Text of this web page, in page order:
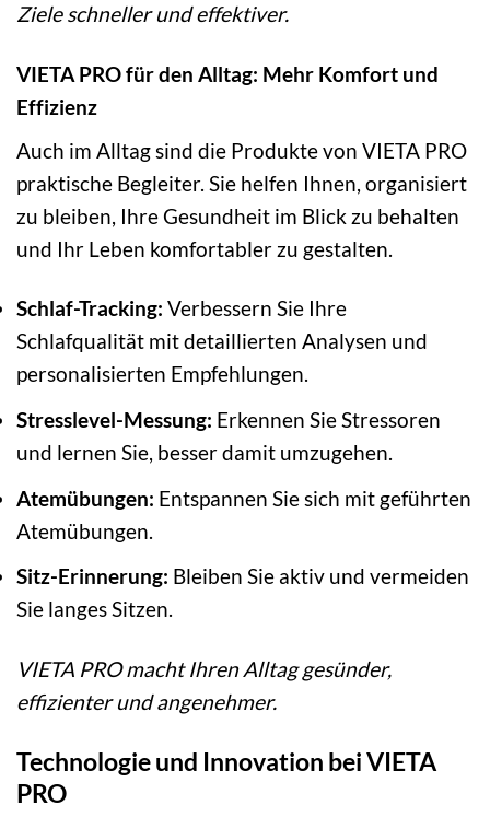
Ziele schneller und effektiver.
VIETA PRO für den Alltag: Mehr Komfort und
Effizienz
Auch im Alltag sind die Produkte von VIETA PRO
praktische Begleiter. Sie helfen Ihnen, organisiert
zu bleiben, Ihre Gesundheit im Blick zu behalten
und Ihr Leben komfortabler zu gestalten.
Schlaf-Tracking: Verbessern Sie Ihre
Schlafqualität mit detaillierten Analysen und
personalisierten Empfehlungen.
Stresslevel-Messung: Erkennen Sie Stressoren
und lernen Sie, besser damit umzugehen.
Atemübungen: Entspannen Sie sich mit geführten
Atemübungen.
Sitz-Erinnerung: Bleiben Sie aktiv und vermeiden
Sie langes Sitzen.
VIETA PRO macht Ihren Alltag gesünder,
effizienter und angenehmer.
Technologie und Innovation bei VIETA
PRO